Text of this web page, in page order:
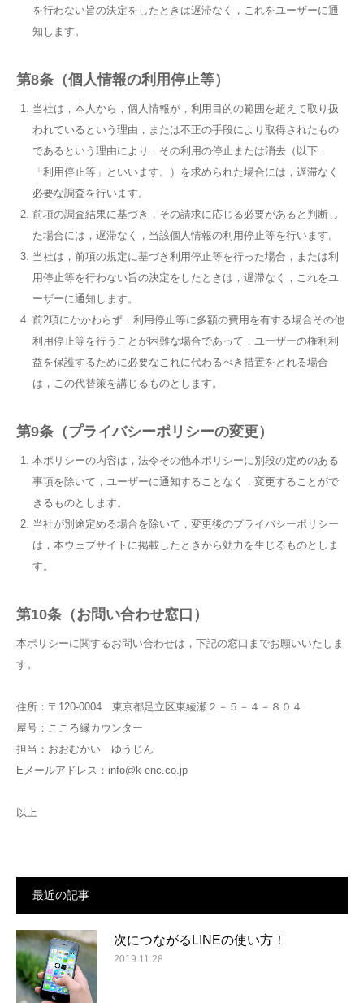
を行わない旨の決定をしたときは遅滞なく，これをユーザーに通
知します。
第8条（個人情報の利用停止等）
当社は，本人から，個人情報が，利用目的の範囲を超えて取り扱
われているという理由，または不正の手段により取得されたもの
であるという理由により，その利用の停止または消去（以下，
「利用停止等」といいます。）を求められた場合には，遅滞なく
必要な調査を行います。
前項の調査結果に基づき，その請求に応じる必要があると判断し
た場合には，遅滞なく，当該個人情報の利用停止等を行います。
当社は，前項の規定に基づき利用停止等を行った場合，または利
用停止等を行わない旨の決定をしたときは，遅滞なく，これをユ
ーザーに通知します。
前2項にかかわらず，利用停止等に多額の費用を有する場合その他
利用停止等を行うことが困難な場合であって，ユーザーの権利利
益を保護するために必要なこれに代わるべき措置をとれる場合
は，この代替策を講じるものとします。
第9条（プライバシーポリシーの変更）
本ポリシーの内容は，法令その他本ポリシーに別段の定めのある
事項を除いて，ユーザーに通知することなく，変更することがで
きるものとします。
当社が別途定める場合を除いて，変更後のプライバシーポリシー
は，本ウェブサイトに掲載したときから効力を生じるものとしま
す。
第10条（お問い合わせ窓口）
本ポリシーに関するお問い合わせは，下記の窓口までお願いいたしま
す。
住所：〒120-0004 東京都足立区東綾瀬２－５－４－８０４
屋号：こころ縁カウンター
担当：おおむかい ゆうじん
Eメールアドレス：info@k-enc.co.jp
以上
最近の記事
次につながるLINEの使い方！
2019.11.28